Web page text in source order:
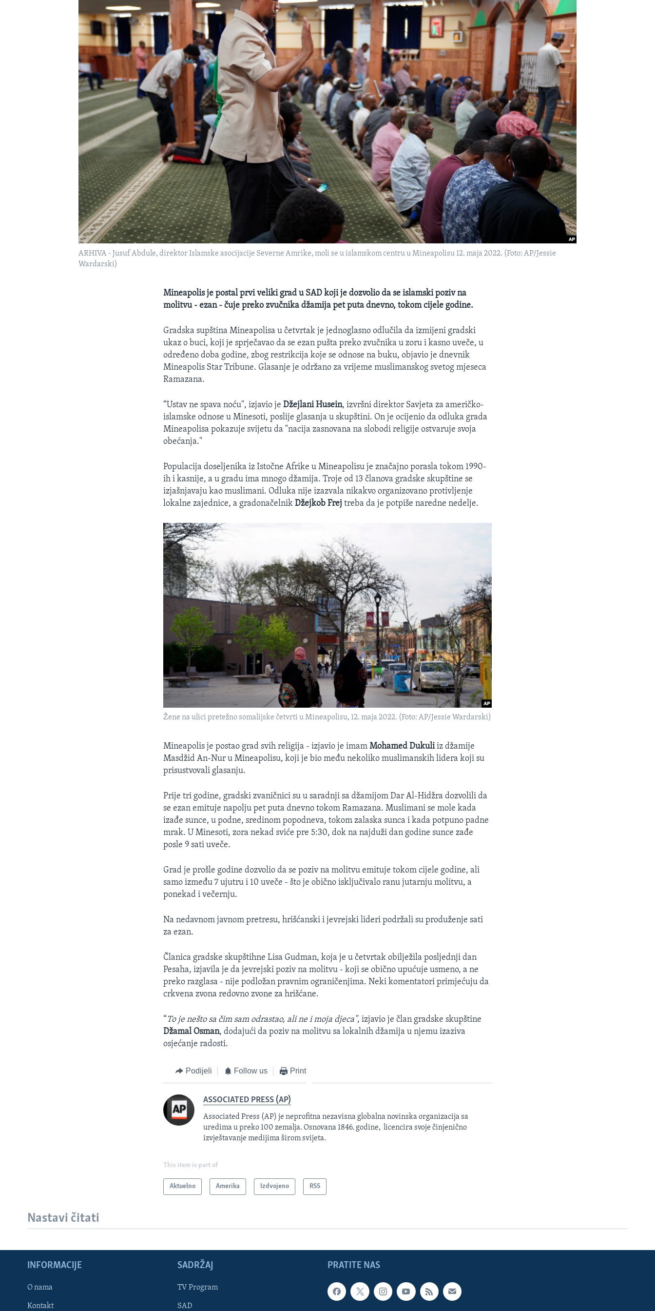
Learning English
ARHIVA - Jusuf Abdule, direktor Islamske asocijacije Severne Amrike, moli se u islamskom centru u Mineapolisu 12. maja 2022. (Foto: AP/Jessie
Wardarski)
Mineapolis je postal prvi veliki grad u SAD koji je dozvolio da se islamski poziv na
molitvu - ezan - čuje preko zvučnika džamija pet puta dnevno, tokom cijele godine.
Gradska supština Mineapolisa u četvrtak je jednoglasno odlučila da izmijeni gradski
ukaz o buci, koji je sprječavao da se ezan pušta preko zvučnika u zoru i kasno uveče, u
određeno doba godine, zbog restrikcija koje se odnose na buku, objavio je dnevnik
Mineapolis Star Tribune. Glasanje je održano za vrijeme muslimanskog svetog mjeseca
Ramazana.
“Ustav ne spava noću", izjavio jeDžejlani Husein, izvršni direktor Savjeta za američko-
islamske odnose u Minesoti, poslije glasanja u skupštini. On je ocijenio da odluka grada
Mineapolisa pokazuje svijetu da "nacija zasnovana na slobodi religije ostvaruje svoja
obećanja."
Populacija doseljenika iz Istočne Afrike u Mineapolisu je značajno porasla tokom 1990-
ih i kasnije, a u gradu ima mnogo džamija. Troje od 13 članova gradske skupštine se
izjašnjavaju kao muslimani. Odluka nije izazvala nikakvo organizovano protivljenje
lokalne zajednice, a gradonačelnikDžejkob Frejtreba da je potpiše naredne nedelje.
Žene na ulici pretežno somalijske četvrti u Mineapolisu, 12. maja 2022. (Foto: AP/Jessie Wardarski)
Mineapolis je postao grad svih religija - izjavio je imamMohamed Dukuliiz džamije
Masdžid An-Nur u Mineapolisu, koji je bio među nekoliko muslimanskih lidera koji su
prisustvovali glasanju.
Prije tri godine, gradski zvaničnici su u saradnji sa džamijom Dar Al-Hidžra dozvolili da
se ezan emituje napolju pet puta dnevno tokom Ramazana. Muslimani se mole kada
izađe sunce, u podne, sredinom popodneva, tokom zalaska sunca i kada potpuno padne
mrak. U Minesoti, zora nekad sviće pre 5:30, dok na najduži dan godine sunce zađe
posle 9 sati uveče.
Grad je prošle godine dozvolio da se poziv na molitvu emituje tokom cijele godine, ali
samo između 7 ujutru i 10 uveče - što je obično isključivalo ranu jutarnju molitvu, a
ponekad i večernju.
Na nedavnom javnom pretresu, hrišćanski i jevrejski lideri podržali su produženje sati
za ezan.
Članica gradske skupštihne Lisa Gudman, koja je u četvrtak obilježila posljednji dan
Pesaha, izjavila je da jevrejski poziv na molitvu - koji se obično upućuje usmeno, a ne
preko razglasa - nije podložan pravnim ograničenjima. Neki komentatori primjećuju da
crkvena zvona redovno zvone za hrišćane.
“To je nešto sa čim sam odrastao, ali ne i moja djeca", izjavio je član gradske skupštine
Džamal Osman, dodajući da poziv na molitvu sa lokalnih džamija u njemu izaziva
osjećanje radosti.
Podijeli Follow us Print
ASSOCIATED PRESS (AP)
Associated Press (AP) je neprofitna nezavisna globalna novinska organizacija sa
uredima u preko 100 zemalja. Osnovana 1846. godine, licencira svoje činjenično
izvještavanje medijima širom svijeta.
This item is part of
Aktuelno Amerika Izdvojeno RSS
Nastavi čitati
PRATITE NAS
INFORMACIJE
O nama
Kontakt
SADRŽAJ
TV Program
SAD